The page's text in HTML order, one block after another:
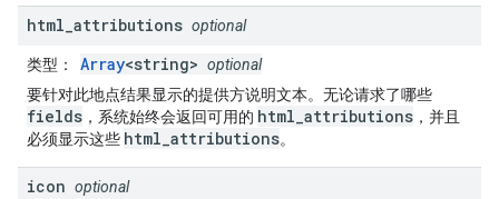
html attributions optional
类型 ： Array<string> optional
要针对此地点结果显示的提供方说明文本。无论请求了哪些
fields ，系统始终会返回可用的 html_attributions ，并且
必须显示这些 html_attributions。
icon optional